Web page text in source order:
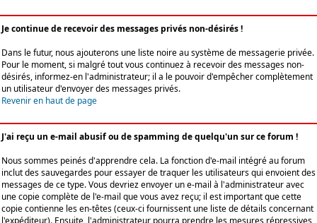
Je continue de recevoir des messages privés non-désirés !
Dans le futur, nous ajouterons une liste noire au système de messagerie privée.
Pour le moment, si malgré tout vous continuez à recevoir des messages non-
désirés, informez-en l'administrateur; il a le pouvoir d'empêcher complètement
un utilisateur d'envoyer des messages privés.
Revenir en haut de page
J'ai reçu un e-mail abusif ou de spamming de quelqu'un sur ce forum !
Nous sommes peinés d'apprendre cela. La fonction d'e-mail intégré au forum
inclut des sauvegardes pour essayer de traquer les utilisateurs qui envoient des
messages de ce type. Vous devriez envoyer un e-mail à l'administrateur avec
une copie complète de l'e-mail que vous avez reçu; il est important que cette
copie contienne les en-têtes (ceux-ci fournissent une liste de détails concernant